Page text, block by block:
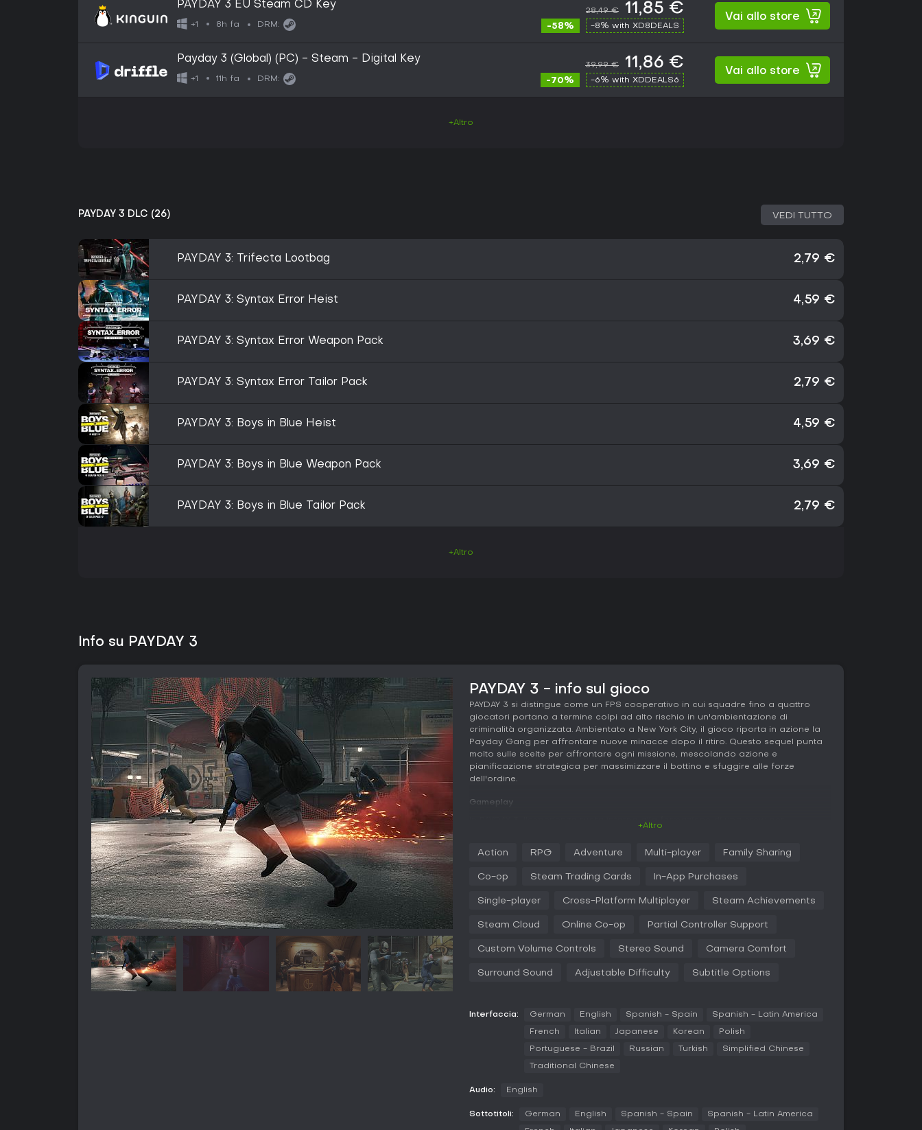
PAYDAY 3 EU Steam CD Key
+1 8h fa DRM:
28,49 € 11,85 €
-58% -8% with XD8DEALS
Vai allo store
Payday 3 (Global) (PC) - Steam - Digital Key
+1 11h fa DRM:
39,99 € 11,86 €
-70% -6% with XDDEALS6
Vai allo store
+Altro
PAYDAY 3 DLC (26) VEDI TUTTO
PAYDAY 3: Trifecta Lootbag 2,79 €
PAYDAY 3: Syntax Error Heist 4,59 €
PAYDAY 3: Syntax Error Weapon Pack 3,69 €
PAYDAY 3: Syntax Error Tailor Pack 2,79 €
PAYDAY 3: Boys in Blue Heist 4,59 €
PAYDAY 3: Boys in Blue Weapon Pack 3,69 €
PAYDAY 3: Boys in Blue Tailor Pack 2,79 €
+Altro
Info su PAYDAY 3
PAYDAY 3 - info sul gioco
PAYDAY 3 si distingue come un FPS cooperativo in cui squadre fino a quattro
giocatori portano a termine colpi ad alto rischio in un'ambientazione di
criminalità organizzata. Ambientato a New York City, il gioco riporta in azione la
Payday Gang per affrontare nuove minacce dopo il ritiro. Questo sequel punta
molto sulle scelte per affrontare ogni missione, mescolando azione e
pianificazione strategica per massimizzare il bottino e sfuggire alle forze
dell'ordine.
Gameplay
mascherarsi e avviare l'operazione. Le meccaniche supportano approcci
eludere le guardie in silenzio. Se la situazione degenera, si passa a scontri a
La progressione è legata a un sistema di albero delle abilità rivisto, con livelli
sbloccano e si equipaggiano prima della rapina. La padronanza delle armi
cresce col tempo, permettendo di affrontare sfide più dure. Mini-giochi per
La personalizzazione è fondamentale, con loadout che includono armi e tool su
gestire ostaggi o guadagnare tempo, arricchendo lo strato strategico. In
generale, il gameplay spinge al replay con tattiche diverse, sia in solo che in co-
PAYDAY 3 si concentra su missioni di rapina in co-op, senza modalità competitive
+Altro
Action RPG Adventure Multi-player Family Sharing
Co-op Steam Trading Cards In-App Purchases
Single-player Cross-Platform Multiplayer Steam Achievements
Steam Cloud Online Co-op Partial Controller Support
Custom Volume Controls Stereo Sound Camera Comfort
Surround Sound Adjustable Difficulty Subtitle Options
Interfaccia: German English Spanish - Spain Spanish - Latin America
French Italian Japanese Korean Polish
Portuguese - Brazil Russian Turkish Simplified Chinese
Traditional Chinese
Audio: English
Sottotitoli: German English Spanish - Spain Spanish - Latin America